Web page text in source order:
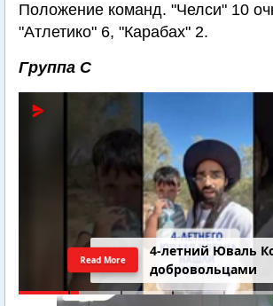
Положение команд. "Челси" 10
"Атлетико" 6, "Карабах" 2.
Группа С
4-летний Юваль
добровольцами
Read More